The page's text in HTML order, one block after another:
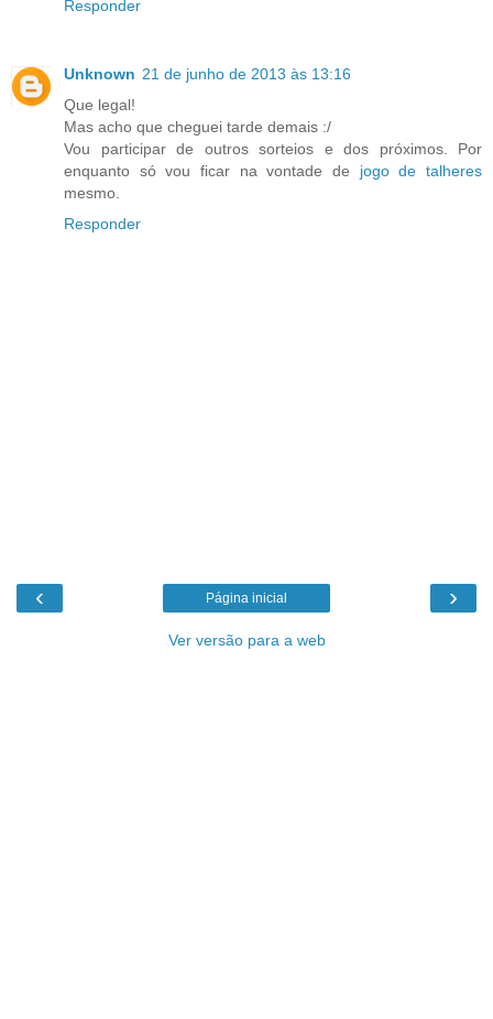
Responder
Unknown 21 de junho de 2013 às 13:16
Que legal!
Mas acho que cheguei tarde demais :/
Vou participar de outros sorteios e dos próximos. Por
enquanto só vou ficar na vontade de jogo de talheres
mesmo.
Responder
‹ ›
Página inicial
Ver versão para a web